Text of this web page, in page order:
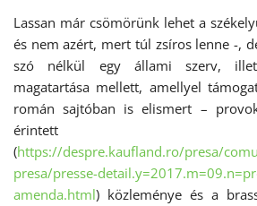
Lassan már csömörünk lehet a
és nem azért, mert túl zsíros lenne -,
szó nélkül egy állami szerv,
magatartása mellett, amellyel
román sajtóban is elismert –
érintett
(https://despre.kaufland.ro/presa/
presa/presse-
amenda.html) közleménye és a